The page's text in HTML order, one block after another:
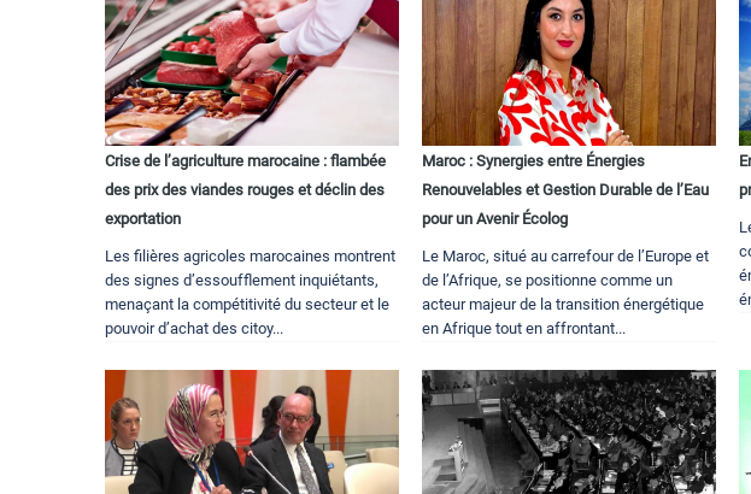
Crise de l’agriculture marocaine : flambée
des prix des viandes rouges et déclin des
exportation
Les filières agricoles marocaines montrent
des signes d’essoufflement inquiétants,
menaçant la compétitivité du secteur et le
pouvoir d’achat des citoy...
Maroc : Synergies entre Énergies
Renouvelables et Gestion Durable de l’Eau
pour un Avenir Écolog
Le Maroc, situé au carrefour de l’Europe et
de l’Afrique, se positionne comme un
acteur majeur de la transition énergétique
en Afrique tout en affrontant...